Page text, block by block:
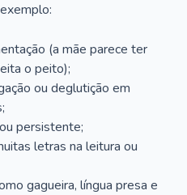
(a mãe parece ter
o peito);
ou deglutição em
persistente;
letras na leitura ou
gagueira, língua presa e